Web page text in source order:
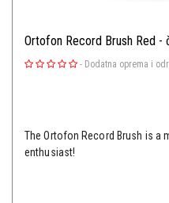
Ortofon Record Brush Red -
- Dodatna oprema i
The Ortofon Record Brush is a
enthusiast!